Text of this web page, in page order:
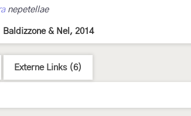
nepetellae
Baldizzone & Nel, 2014
Externe Links (6)